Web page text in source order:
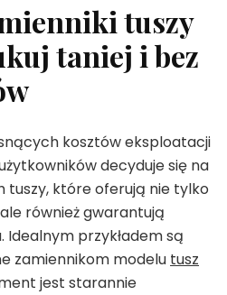
tuszy
taniej i bez
kosztów eksploatacji
decyduje się na
tuszy, które oferują nie tylko
również gwarantują
Idealnym przykładem są
zamiennikom modelu tusz
jest starannie